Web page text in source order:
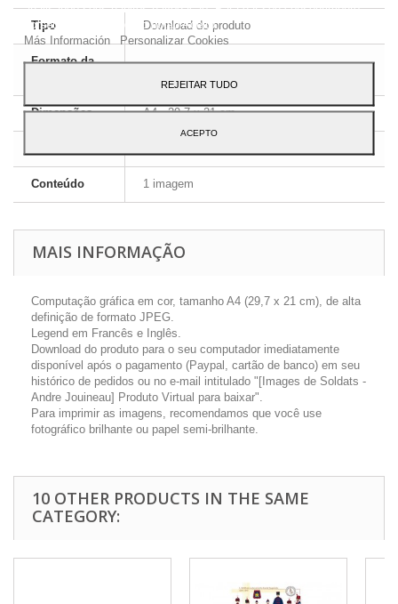
Tipo Download do produto
Formato da
Dimensões A4 - 29,7 x 21 cm
Conteúdo 1 imagem
MAIS INFORMAÇÃO
Computação gráfica em cor, tamanho A4 (29,7 x 21 cm), de alta
definição de formato JPEG.
Legend em Francês e Inglês.
Download do produto para o seu computador imediatamente
disponível após o pagamento (Paypal, cartão de banco) em seu
histórico de pedidos ou no e-mail intitulado "[Images de Soldats -
Andre Jouineau] Produto Virtual para baixar".
Para imprimir as imagens, recomendamos que você use
fotográfico brilhante ou papel semi-brilhante.
10 OTHER PRODUCTS IN THE SAME
CATEGORY:
analisando seus hábitos navegação. Para dar seu consentimento
ao seu uso, pressione o botão Aceito.
Más Información
Personalizar Cookies
REJEITAR TUDO
ACEPTO